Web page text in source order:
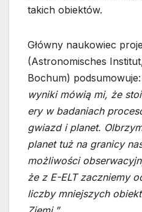
takich obiektów.
Główny naukowiec
(Astronomisches
Bochum) podsumowuje:
wyniki mówią mi, że
ery w badaniach
gwiazd i planet.
planet tuż na granicy
możliwości
że z E-ELT zaczniemy
liczby mniejszych